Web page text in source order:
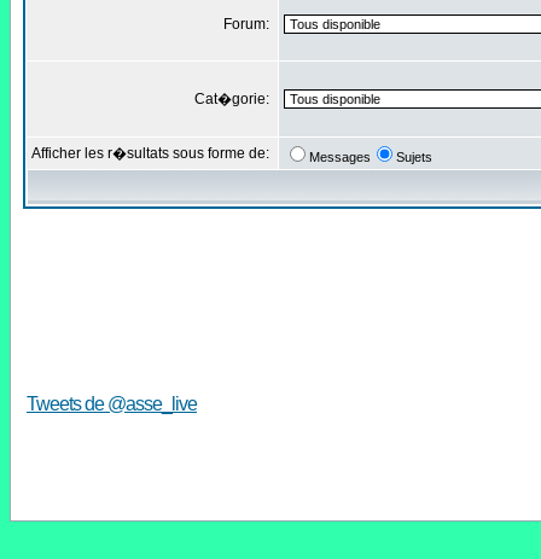
Forum:
Cat�gorie:
Afficher les r�sultats sous forme de: Messages Sujets
Tweets de @asse_live